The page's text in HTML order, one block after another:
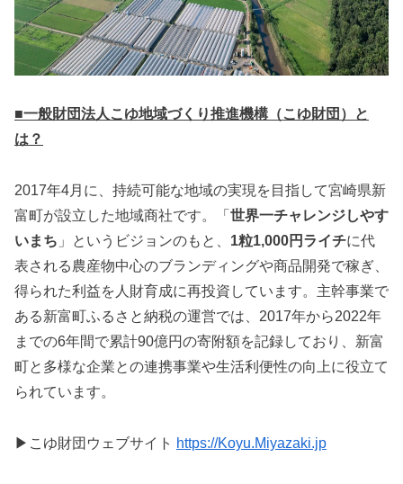
■一般財団法人こゆ地域づくり推進機構（こゆ財団）と
は？
2017年4月に、持続可能な地域の実現を目指して宮崎県新
富町が設立した地域商社です。「 世界一チャレンジしやす
いまち 」というビジョンのもと、 1粒1,000円ライチに代
表される農産物中心のブランディングや商品開発で稼ぎ、
得られた利益を人財育成に再投資しています。主幹事業で
ある新富町ふるさと納税の運営では、2017年から2022年
までの6年間で累計90億円の寄附額を記録しており、新富
町と多様な企業との連携事業や生活利便性の向上に役立て
られています。
▶︎こゆ財団ウェブサイト https://Koyu.Miyazaki.jp